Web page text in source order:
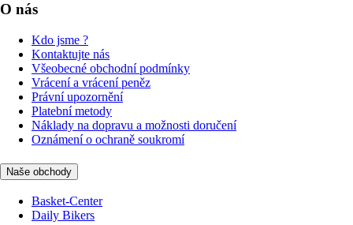
O nás
Kdo jsme ?
Kontaktujte nás
Všeobecné obchodní podmínky
Vrácení a vrácení peněz
Právní upozornění
Platební metody
Náklady na dopravu a možnosti doručení
Oznámení o ochraně soukromí
Naše obchody
Basket-Center
Daily Bikers